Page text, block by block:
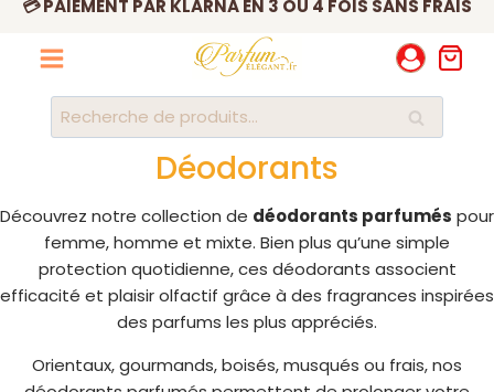
Aller
contenu
Recherche
pour :
Recherche
Déodorants
Découvrez notre collection de déodorants parfumés pour
femme, homme et mixte. Bien plus qu’une simple
protection quotidienne, ces déodorants associent
efficacité et plaisir olfactif grâce à des fragrances inspirées
des parfums les plus appréciés.
Orientaux, gourmands, boisés, musqués ou frais, nos